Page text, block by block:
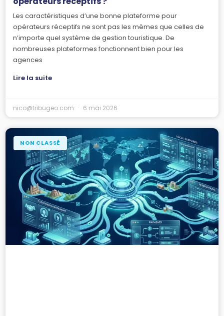
Les caractéristiques d’une bonne plateforme pour
opérateurs réceptifs ne sont pas les mêmes que celles de
n’importe quel système de gestion touristique. De
nombreuses plateformes fonctionnent bien pour les
agences
Lire la suite
nico@tribugeo.com 6 mai 2026
NON CLASSÉ